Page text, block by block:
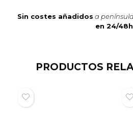
Sin costes añadidos a
en 24/48h
PRODUCTOS